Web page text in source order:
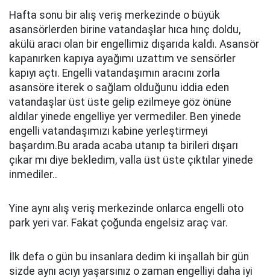
Hafta sonu bir alış veriş merkezinde o büyük
asansörlerden birine vatandaşlar hıca hınç doldu,
akülü aracı olan bir engellimiz dışarıda kaldı. Asansör
kapanırken kapıya ayağımı uzattım ve sensörler
kapıyı açtı. Engelli vatandaşımın aracını zorla
asansöre iterek o sağlam olduğunu iddia eden
vatandaşlar üst üste gelip ezilmeye göz önüne
aldılar yinede engelliye yer vermediler. Ben yinede
engelli vatandaşımızı kabine yerleştirmeyi
başardım.Bu arada acaba utanıp ta birileri dışarı
çıkar mı diye bekledim, valla üst üste çıktılar yinede
inmediler..
Yine aynı alış veriş merkezinde onlarca engelli oto
park yeri var. Fakat çoğunda engelsiz araç var.
İlk defa o gün bu insanlara dedim ki inşallah bir gün
sizde aynı acıyı yaşarsınız o zaman engelliyi daha iyi